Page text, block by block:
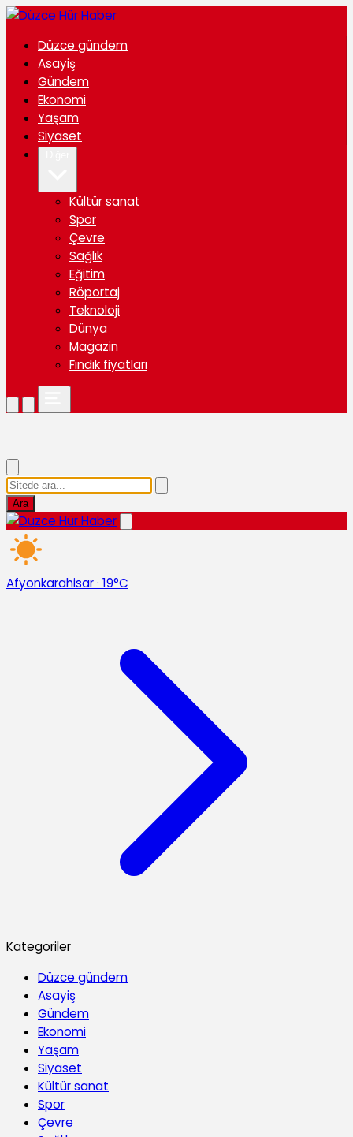
Düzce gündem
Asayiş
Gündem
Ekonomi
Yaşam
Siyaset
Kültür sanat
Spor
Çevre
Sağlık
Eğitim
Röportaj
Teknoloji
Dünya
Magazin
Fındık fiyatları
Ara
Afyonkarahisar· 19°C
Kategoriler
Düzce gündem
Asayiş
Gündem
Ekonomi
Yaşam
Siyaset
Kültür sanat
Spor
Çevre